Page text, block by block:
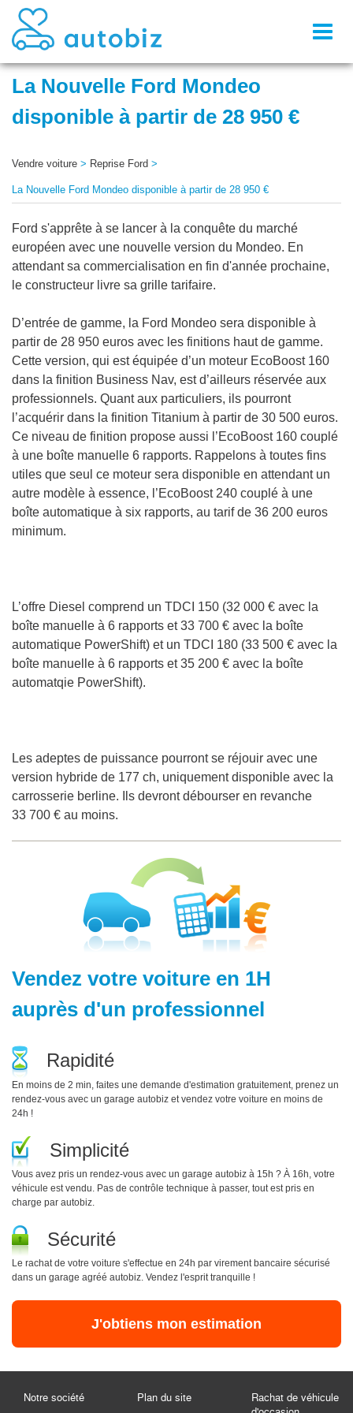
La Nouvelle Ford Mondeo
disponible à partir de 28 950 €
Vendre voiture > Reprise Ford >
La Nouvelle Ford Mondeo disponible à partir de 28 950 €
Ford s'apprête à se lancer à la conquête du marché
européen avec une nouvelle version du Mondeo. En
attendant sa commercialisation en fin d'année prochaine,
le constructeur livre sa grille tarifaire.
D’entrée de gamme, la Ford Mondeo sera disponible à
partir de 28 950 euros avec les finitions haut de gamme.
Cette version, qui est équipée d’un moteur EcoBoost 160
dans la finition Business Nav, est d’ailleurs réservée aux
professionnels. Quant aux particuliers, ils pourront
l’acquérir dans la finition Titanium à partir de 30 500 euros.
Ce niveau de finition propose aussi l’EcoBoost 160 couplé
à une boîte manuelle 6 rapports. Rappelons à toutes fins
utiles que seul ce moteur sera disponible en attendant un
autre modèle à essence, l’EcoBoost 240 couplé à une
boîte automatique à six rapports, au tarif de 36 200 euros
minimum.
L’offre Diesel comprend un TDCI 150 (32 000 € avec la
boîte manuelle à 6 rapports et 33 700 € avec la boîte
automatique PowerShift) et un TDCI 180 (33 500 € avec la
boîte manuelle à 6 rapports et 35 200 € avec la boîte
automatqie PowerShift).
Les adeptes de puissance pourront se réjouir avec une
version hybride de 177 ch, uniquement disponible avec la
carrosserie berline. Ils devront débourser en revanche
33 700 € au moins.
Vendez votre voiture en 1H
auprès d'un professionnel
Rapidité
En moins de 2 min, faites une demande d'estimation gratuitement, prenez un
rendez-vous avec un garage autobiz et vendez votre voiture en moins de
24h !
Simplicité
Vous avez pris un rendez-vous avec un garage autobiz à 15h ? À 16h, votre
véhicule est vendu. Pas de contrôle technique à passer, tout est pris en
charge par autobiz.
Sécurité
Le rachat de votre voiture s'effectue en 24h par virement bancaire sécurisé
dans un garage agréé autobiz. Vendez l'esprit tranquille !
J'obtiens mon estimation
Notre société
Plan du site
Rachat de véhicule